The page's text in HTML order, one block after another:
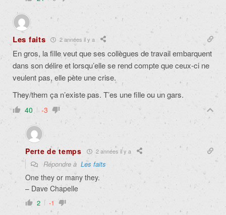
Les faits 2 années il y a
En gros, la fille veut que ses collègues de travail embarquent
dans son délire et lorsqu’elle se rend compte que ceux-ci ne
veulent pas, elle pète une crise.
They/them ça n’existe pas. T’es une fille ou un gars.
40 -3
Perte de temps 2 années il y a
Répondre à Les faits
One they or many they.
– Dave Chapelle
2 -1